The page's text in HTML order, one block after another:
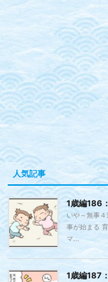
人気記事
1歳編186
いや～無事
事が始まる
マ...
1歳編187